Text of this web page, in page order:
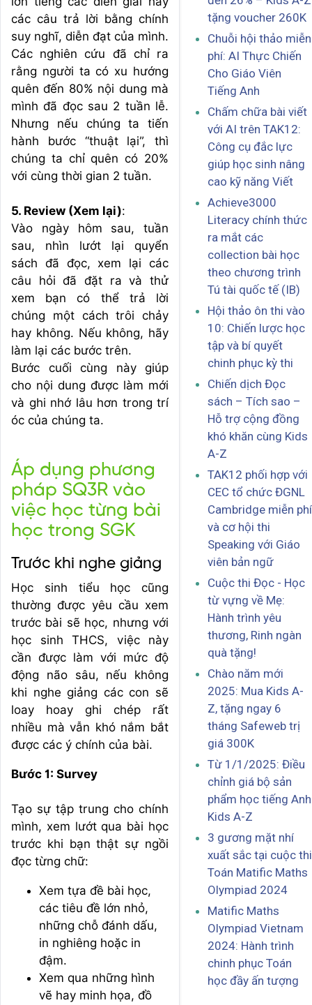
các câu trả lời bằng chính
suy nghĩ, diễn đạt của mình.
Các nghiên cứu đã chỉ ra
rằng người ta có xu hướng
quên đến 80% nội dung mà
mình đã đọc sau 2 tuần lễ.
Nhưng nếu chúng ta tiến
hành bước “thuật lại”, thì
chúng ta chỉ quên có 20%
với cùng thời gian 2 tuần.
5. Review (Xem lại):
Vào ngày hôm sau, tuần
sau, nhìn lướt lại quyển
sách đã đọc, xem lại các
câu hỏi đã đặt ra và thử
xem bạn có thể trả lời
chúng một cách trôi chảy
hay không. Nếu không, hãy
làm lại các bước trên.
Bước cuối cùng này giúp
cho nội dung được làm mới
và ghi nhớ lâu hơn trong trí
óc của chúng ta.
Áp dụng phương
pháp SQ3R vào
việc học từng bài
học trong SGK
Trước khi nghe giảng
Học sinh tiểu học cũng
thường được yêu cầu xem
trước bài sẽ học, nhưng với
học sinh THCS, việc này
cần được làm với mức độ
động não sâu, nếu không
khi nghe giảng các con sẽ
loay hoay ghi chép rất
nhiều mà vẫn khó nắm bắt
được các ý chính của bài.
Bước 1: Survey
Tạo sự tập trung cho chính
mình, xem lướt qua bài học
trước khi bạn thật sự ngồi
đọc từng chữ:
Xem tựa đề bài học,
các tiêu đề lớn nhỏ,
những chỗ đánh dấu,
in nghiêng hoặc in
đậm.
Xem qua những hình
vẽ hay minh họa, đồ
tặng voucher 260K
Chuỗi hội thảo miễn
phí: AI Thực Chiến
Cho Giáo Viên
Tiếng Anh
Chấm chữa bài viết
với AI trên TAK12:
Công cụ đắc lực
giúp học sinh nâng
cao kỹ năng Viết
Achieve3000
Literacy chính thức
ra mắt các
collection bài học
theo chương trình
Tú tài quốc tế (IB)
Hội thảo ôn thi vào
10: Chiến lược học
tập và bí quyết
chinh phục kỳ thi
Chiến dịch Đọc
sách – Tích sao –
Hỗ trợ cộng đồng
khó khăn cùng Kids
A-Z
TAK12 phối hợp với
CEC tổ chức ĐGNL
Cambridge miễn phí
và cơ hội thi
Speaking với Giáo
viên bản ngữ
Cuộc thi Đọc - Học
từ vựng về Mẹ:
Hành trình yêu
thương, Rinh ngàn
quà tặng!
Chào năm mới
2025: Mua Kids A-
Z, tặng ngay 6
tháng Safeweb trị
giá 300K
Từ 1/1/2025: Điều
chỉnh giá bộ sản
phẩm học tiếng Anh
Kids A-Z
3 gương mặt nhí
xuất sắc tại cuộc thi
Toán Matific Maths
Olympiad 2024
Matific Maths
Olympiad Vietnam
2024: Hành trình
chinh phục Toán
học đầy ấn tượng